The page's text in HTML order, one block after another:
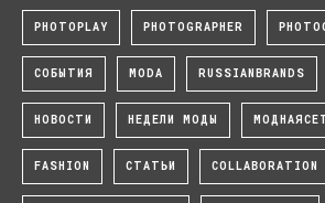
PHOTOPLAY PHOTOGRAPHER
СОБЫТИЯ MODA RUSSIANBRANDS
НОВОСТИ НЕДЕЛИ МОДЫ
FASHION СТАТЬИ COLLABORATION